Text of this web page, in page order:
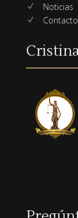
N Noticias
N Contacto